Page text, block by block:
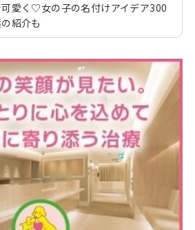
愛く♡女の子の名付けアイデア300
紹介も